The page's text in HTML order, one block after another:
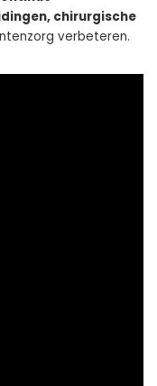
chirurgische
verbeteren.